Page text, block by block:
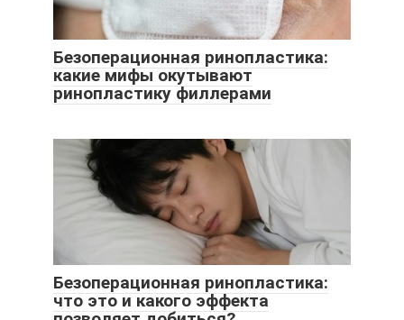
Безоперационная ринопластика:
какие мифы окутывают
ринопластику филлерами
Безоперационная ринопластика:
что это и какого эффекта